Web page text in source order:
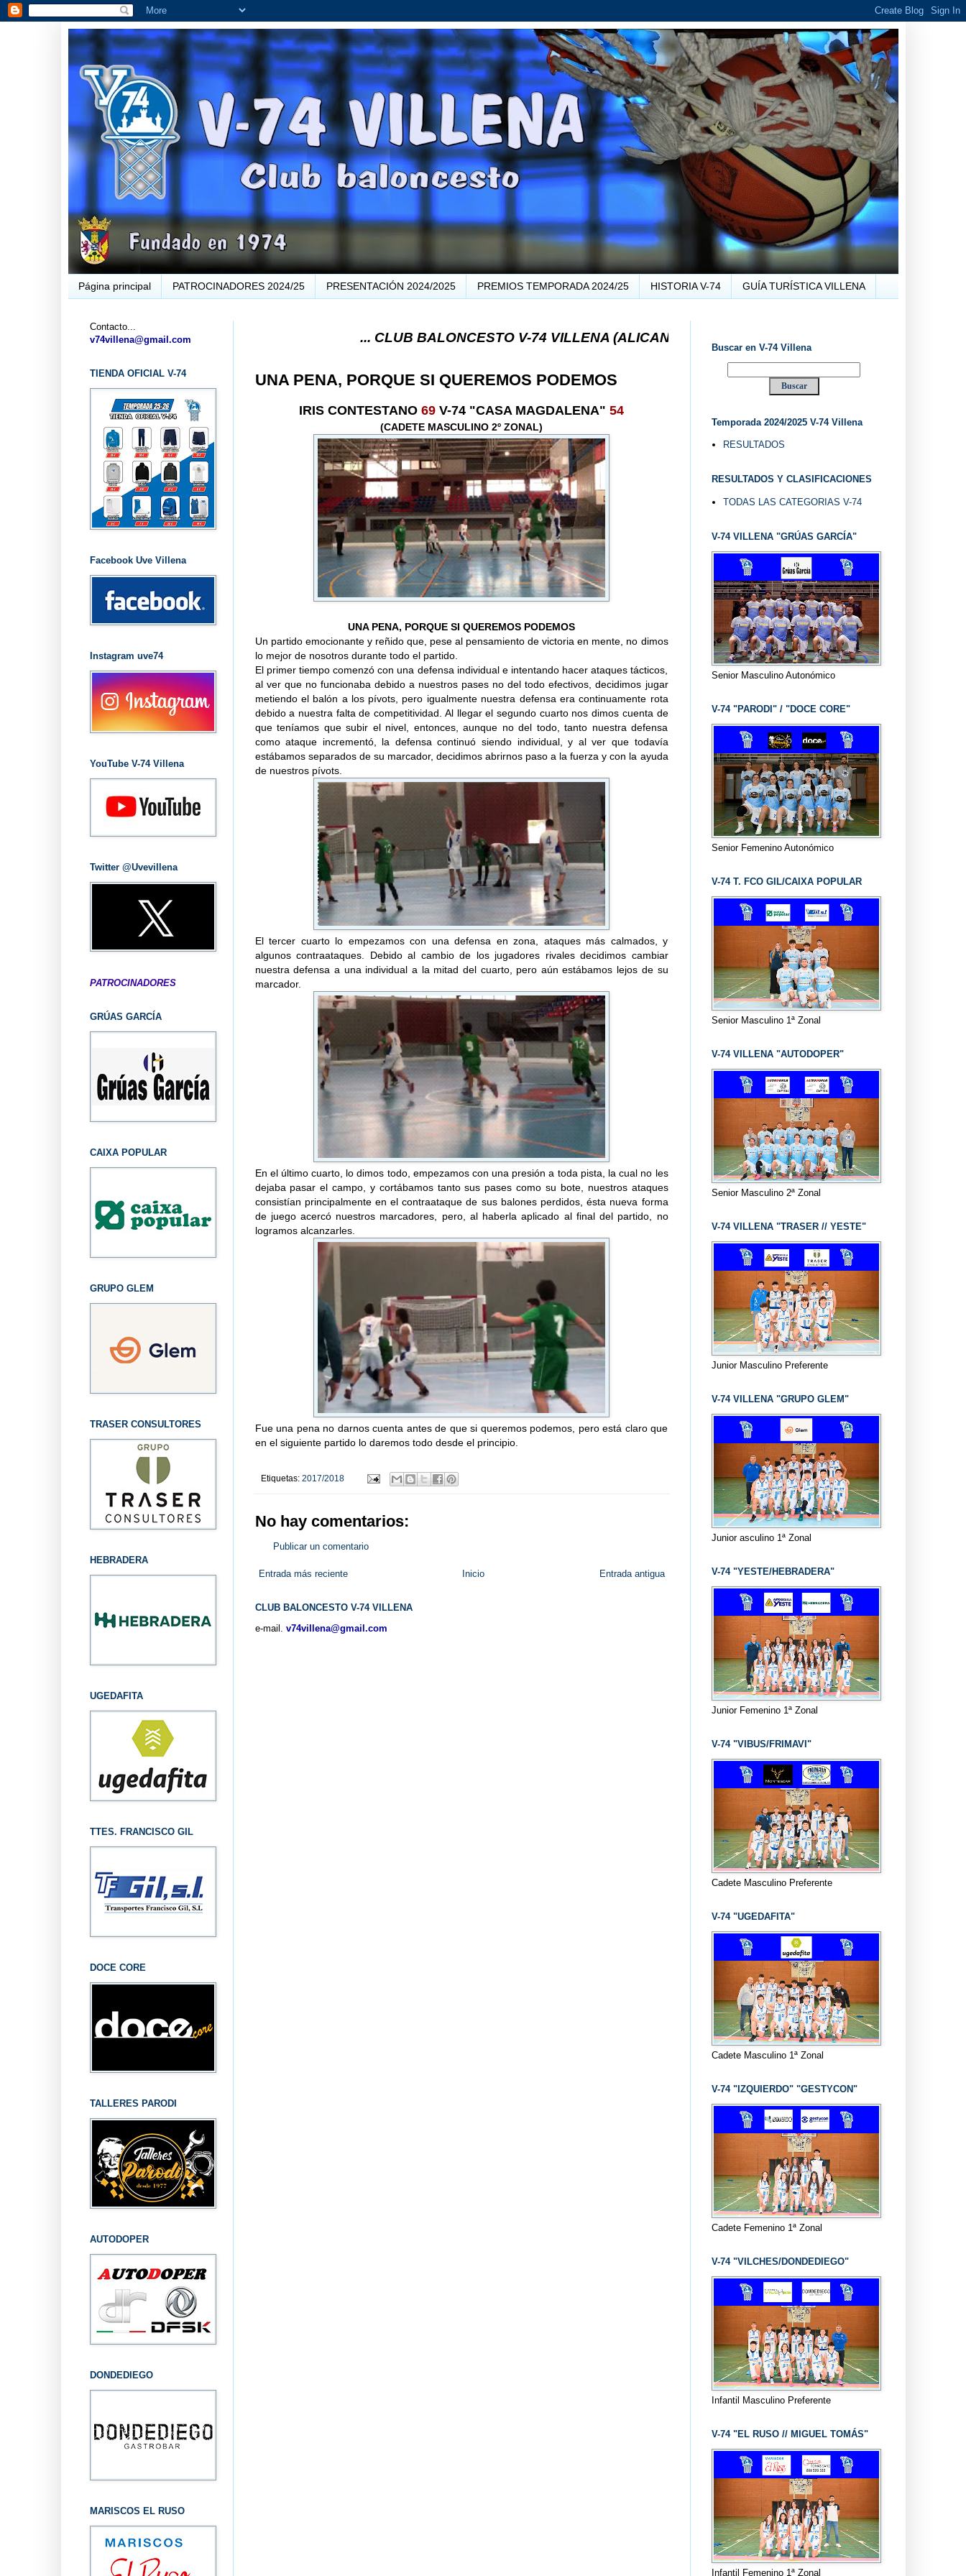
Página principal PATROCINADORES 2024/25 PRESENTACIÓN 2024/2025 PREMIOS TEMPORADA 2024/25 HISTORIA V-74 GUÍA TURÍSTICA VILLENA
... CLUB BALONCESTO V-74 VILLENA (ALICANTE) ... V-74 VILLENA DESDE 1.974 ... EL "UVE" ...
UNA PENA, PORQUE SI QUEREMOS PODEMOS
IRIS CONTESTANO 69 V-74 "CASA MAGDALENA" 54
(CADETE MASCULINO 2º ZONAL)
UNA PENA, PORQUE SI QUEREMOS PODEMOS
Un partido emocionante y reñido que, pese al pensamiento de victoria en mente, no dimos
lo mejor de nosotros durante todo el partido.
El primer tiempo comenzó con una defensa individual e intentando hacer ataques tácticos,
al ver que no funcionaba debido a nuestros pases no del todo efectivos, decidimos jugar
metiendo el balón a los pívots, pero igualmente nuestra defensa era continuamente rota
debido a nuestra falta de competitividad. Al llegar el segundo cuarto nos dimos cuenta de
que teníamos que subir el nivel, entonces, aunque no del todo, tanto nuestra defensa
como ataque incrementó, la defensa continuó siendo individual, y al ver que todavía
estábamos separados de su marcador, decidimos abrirnos paso a la fuerza y con la ayuda
de nuestros pívots.
El tercer cuarto lo empezamos con una defensa en zona, ataques más calmados, y
algunos contraataques. Debido al cambio de los jugadores rivales decidimos cambiar
nuestra defensa a una individual a la mitad del cuarto, pero aún estábamos lejos de su
marcador.
En el último cuarto, lo dimos todo, empezamos con una presión a toda pista, la cual no les
dejaba pasar el campo, y cortábamos tanto sus pases como su bote, nuestros ataques
consistían principalmente en el contraataque de sus balones perdidos, ésta nueva forma
de juego acercó nuestros marcadores, pero, al haberla aplicado al final del partido, no
logramos alcanzarles.
Fue una pena no darnos cuenta antes de que si queremos podemos, pero está claro que
en el siguiente partido lo daremos todo desde el principio.
Etiquetas: 2017/2018
No hay comentarios:
Publicar un comentario
Entrada más reciente Entrada antigua
Inicio
CLUB BALONCESTO V-74 VILLENA
e-mail. v74villena@gmail.com
Contacto...
v74villena@gmail.com
TIENDA OFICIAL V-74
Facebook Uve Villena
Instagram uve74
YouTube V-74 Villena
Twitter @Uvevillena
PATROCINADORES
GRÚAS GARCÍA
CAIXA POPULAR
GRUPO GLEM
TRASER CONSULTORES
HEBRADERA
UGEDAFITA
TTES. FRANCISCO GIL
DOCE CORE
TALLERES PARODI
AUTODOPER
DONDEDIEGO
MARISCOS EL RUSO
Buscar en V-74 Villena
Temporada 2024/2025 V-74 Villena
RESULTADOS
RESULTADOS Y CLASIFICACIONES
TODAS LAS CATEGORIAS V-74
V-74 VILLENA "GRÚAS GARCÍA"
Senior Masculino Autonómico
V-74 "PARODI" / "DOCE CORE"
Senior Femenino Autonómico
V-74 T. FCO GIL/CAIXA POPULAR
Senior Masculino 1ª Zonal
V-74 VILLENA "AUTODOPER"
Senior Masculino 2ª Zonal
V-74 VILLENA "TRASER // YESTE"
Junior Masculino Preferente
V-74 VILLENA "GRUPO GLEM"
Junior asculino 1ª Zonal
V-74 "YESTE/HEBRADERA"
Junior Femenino 1ª Zonal
V-74 "VIBUS/FRIMAVI"
Cadete Masculino Preferente
V-74 "UGEDAFITA"
Cadete Masculino 1ª Zonal
V-74 "IZQUIERDO" "GESTYCON"
Cadete Femenino 1ª Zonal
V-74 "VILCHES/DONDEDIEGO"
Infantil Masculino Preferente
V-74 "EL RUSO // MIGUEL TOMÁS"
Infantil Femenino 1ª Zonal